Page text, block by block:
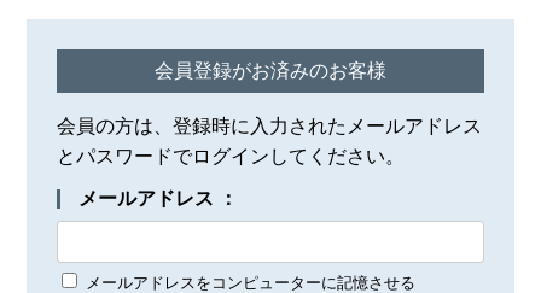
会員登録がお済みのお客様
会員の方は、登録時に入力されたメールアドレス
とパスワードでログインしてください。
メールアドレス ：
メールアドレスをコンピューターに記憶させる